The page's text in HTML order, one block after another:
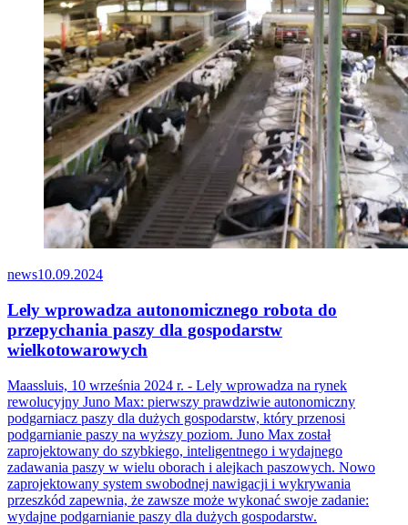
news10.09.2024
Lely wprowadza autonomicznego robota do
przepychania paszy dla gospodarstw
wielkotowarowych
Maassluis, 10 września 2024 r. - Lely wprowadza na rynek
rewolucyjny Juno Max: pierwszy prawdziwie autonomiczny
podgarniacz paszy dla dużych gospodarstw, który przenosi
podgarnianie paszy na wyższy poziom. Juno Max został
zaprojektowany do szybkiego, inteligentnego i wydajnego
zadawania paszy w wielu oborach i alejkach paszowych. Nowo
zaprojektowany system swobodnej nawigacji i wykrywania
przeszkód zapewnia, że zawsze może wykonać swoje zadanie:
wydajne podgarnianie paszy dla dużych gospodarstw.